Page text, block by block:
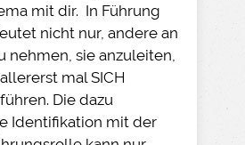
mit dir. In Führung
nicht nur, andere an
nehmen, sie anzuleiten,
mal SICH
Die dazu
Identifikation mit der